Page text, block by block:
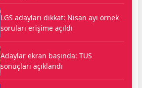
LGS adayları dikkat: Nisan ayı örnek
soruları erişime açıldı
Adaylar ekran başında: TUS
sonuçları açıklandı